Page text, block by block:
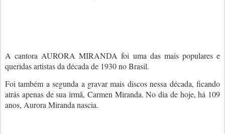
A cantora AURORA MIRANDA foi uma das mais populares e
queridas artistas da década de 1930 no Brasil.
Foi também a segunda a gravar mais discos nessa década, ficando
atrás apenas de sua irmã, Carmen Miranda. No dia de hoje, há 109
anos, Aurora Miranda nascia.